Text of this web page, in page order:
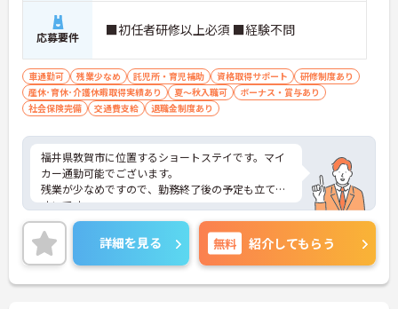
応募要件 ■初任者研修以上必須 ■経験不問
車通勤可 残業少なめ 託児所・育児補助 資格取得サポート
研修制度あり
産休･育休･介護休暇取得実績あり
夏～秋入職可
ボーナス・賞与あり
社会保険完備
交通費支給 退職金制度あり
福井県敦賀市に位置するショートステイです。マイ
カー通勤可能でございます。
残業が少なめですので、勤務終了後の予定も立てや
すいです。
資格取得支援制度がございますので、働きながらス
キルアップを目指せます。
ご興味のある方には、面接対策ポイントなど、さら
に詳細をお話しいたしますのでお気軽にご相談くだ
さい！
詳細を見る 無料 紹介してもらう